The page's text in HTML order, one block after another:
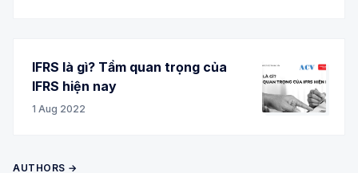
IFRS là gì? Tầm quan trọng của
IFRS hiện nay
1 Aug 2022
AUTHORS →